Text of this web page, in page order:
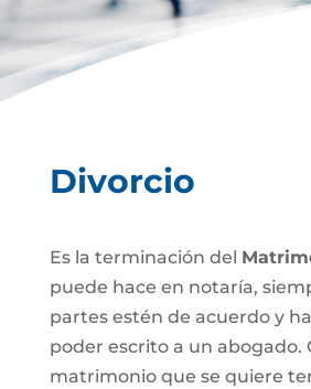
Divorcio
Es la terminación del
puede hace en notaría,
partes estén de acuerdo y
poder escrito a un abogado.
matrimonio que se quiere